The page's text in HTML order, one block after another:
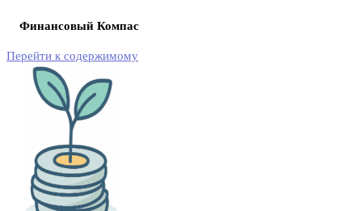
Финансовый Компас
Перейти к содержимому